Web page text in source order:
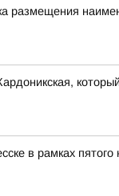
размещения
в рамках